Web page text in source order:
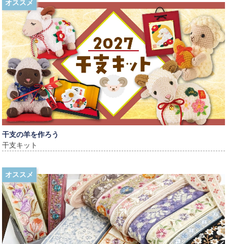
オススメ
干支の羊を作ろう
干支キット
オススメ